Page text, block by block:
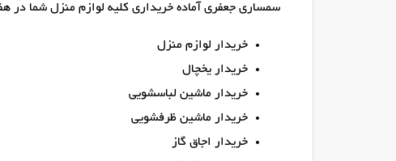
سمساری جعفری آماده خریداری کلیه لوازم منزل شما در
خریدار لوازم منزل
خریدار یخچال
خریدار ماشین لباسشویی
خریدار ماشین ظرفشویی
خریدار اجاق گاز